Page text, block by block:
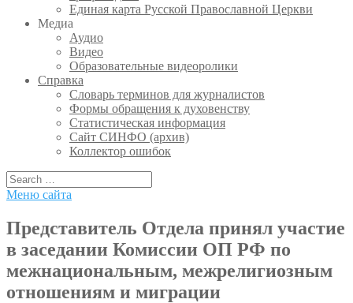
Единая карта Русской Православной Церкви
Медиа
Аудио
Видео
Образовательные видеоролики
Справка
Словарь терминов для журналистов
Формы обращения к духовенству
Статистическая информация
Сайт СИНФО (архив)
Коллектор ошибок
Меню сайта
Представитель Отдела принял участие
в заседании Комиссии ОП РФ по
межнациональным, межрелигиозным
отношениям и миграции